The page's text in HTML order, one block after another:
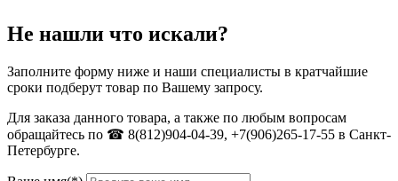
Не нашли что искали?
Заполните форму ниже и наши специалисты в кратчайшие
сроки подберут товар по Вашему запросу.
Для заказа данного товара, а также по любым вопросам
обращайтесь по ☎ 8(812)904-04-39, +7(906)265-17-55 в Санкт-
Петербурге.